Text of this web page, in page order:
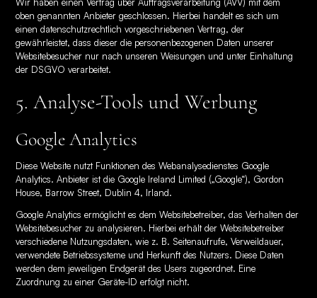
oben genannten Anbieter geschlossen. Hierbei handelt es sich um
einen datenschutzrechtlich vorgeschriebenen Vertrag, der
gewährleistet, dass dieser die personenbezogenen Daten unserer
Websitebesucher nur nach unseren Weisungen und unter Einhaltung
der DSGVO verarbeitet.
5. Analyse-Tools und Werbung
Google Analytics
Diese Website nutzt Funktionen des Webanalysedienstes Google
Analytics. Anbieter ist die Google Ireland Limited („Google“), Gordon
House, Barrow Street, Dublin 4, Irland.
Google Analytics ermöglicht es dem Websitebetreiber, das Verhalten der
Websitebesucher zu analysieren. Hierbei erhält der Websitebetreiber
verschiedene Nutzungsdaten, wie z. B. Seitenaufrufe, Verweildauer,
verwendete Betriebssysteme und Herkunft des Nutzers. Diese Daten
werden dem jeweiligen Endgerät des Users zugeordnet. Eine
Zuordnung zu einer Geräte-ID erfolgt nicht.